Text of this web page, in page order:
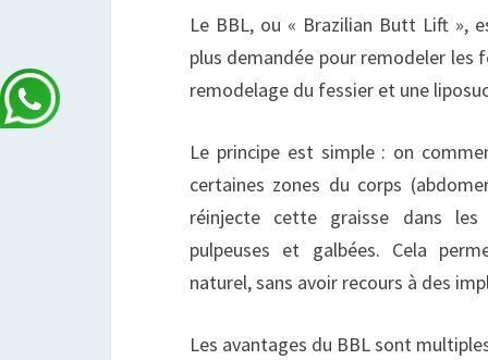
Le BBL, ou « Brazilian Butt Lift »,
plus demandée pour remodeler les
remodelage du fessier et une
Le principe est simple : on
certaines zones du corps
réinjecte cette graisse dans
pulpeuses et galbées. Cela
naturel, sans avoir recours à des
Les avantages du BBL sont